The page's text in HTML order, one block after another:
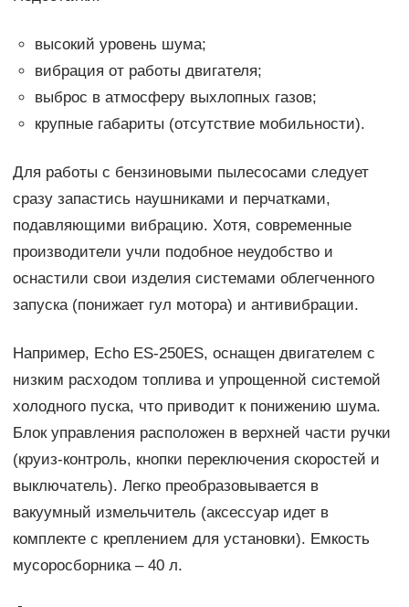
высокий уровень шума;
вибрация от работы двигателя;
выброс в атмосферу выхлопных газов;
крупные габариты (отсутствие мобильности).
Для работы с бензиновыми пылесосами следует
сразу запастись наушниками и перчатками,
подавляющими вибрацию. Хотя, современные
производители учли подобное неудобство и
оснастили свои изделия системами облегченного
запуска (понижает гул мотора) и антивибрации.
Например, Echo ES-250ES, оснащен двигателем с
низким расходом топлива и упрощенной системой
холодного пуска, что приводит к понижению шума.
Блок управления расположен в верхней части ручки
(круиз-контроль, кнопки переключения скоростей и
выключатель). Легко преобразовывается в
вакуумный измельчитель (аксессуар идет в
комплекте с креплением для установки). Емкость
мусоросборника – 40 л.